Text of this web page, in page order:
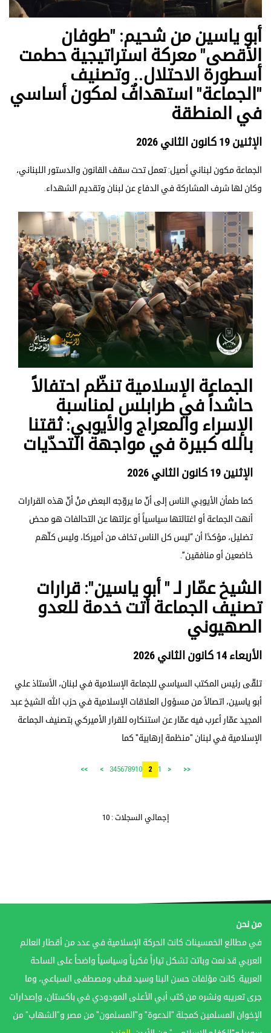
أبو ياسين من شحيم: "طوفان
الأقصى" معركة استراتيجية حطمت
أسطورة الاحتلال.. وتصنيف
"الجماعة" استهدافٌ لمكون أساسي
في المنطقة
الإثنين 19 كانون الثاني 2026
الجماعة مكون لبناني أصيل: تعمل تحت سقف القانون والدستور اللبناني،
وكان لها شرف المشاركة في الدفاع عن لبنان وتقديم الشهداء.
الجماعة الإسلامية تنظّم احتفالاً
حاشداً في طرابلس لمناسبة
الإسراء والمعراج والأيوبي: ثقتنا
بالله كبيرة في مواجهة التحدّيات
الإثنين 19 كانون الثاني 2026
كما طمأن الأيوبي الناس إلى أنّ ما يروّجه البعض منْ أنّ هذه القرارات
أنهت الجماعة أو اغتالتها سياسياً أو عزلتها عن التحالفات هو محض
تضليل، مؤكدًا أن “ليس كل الناس تخاف من أميركا، وليس كلّهم
خاضعين أو منافقين”.
الشيخ عمّار لـ " أبو ياسين": قرارات
تصنيف الجماعة أتت خدمة للعدو
الصهيوني
الأربعاء 14 كانون الثاني 2026
تلقّى رئيس ‏المكتب السياسي ‏للجماعة الإسلامية في لبنان، الأستاذ علي
أبو ياسين، اتصالاً من مسؤول العلاقات الإسلامية في حزب الله الشيخ عبد
المجيد عمّار أعرب فيه عمّار عن استنكاره للقرار ‏الأميركي بتصنيف الجماعة
الإسلامية ‏في لبنان "منظمة إرهابية" كما
<<
<
1
2
345678910
>
>>
إجمالي السجلات : 10
من نحن
في مطالع الخمسينات كانت الحركة الإسلامية في عدد من أقطار العالم
العربي قد نمت وباتت تشكل تياراً فكرياً وسياسياً واضحاً على الساحة
العربية. كانت مؤلفات حسن البنا وسيد قطب ومصطفى السباعي، وما
جرى تعريبه ونشره من كتب أبي الأعلى المودودي في باكستان، وإصدارات
الإخوان المسلمين كمجلة "الدعوة" و"المسلمون" من مصر و"الشهاب" من